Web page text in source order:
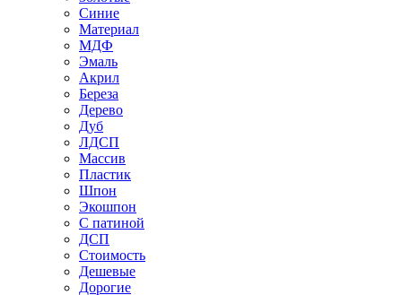
Синие
Материал
МДФ
Эмаль
Акрил
Береза
Дерево
Дуб
ЛДСП
Массив
Пластик
Шпон
Экошпон
С патиной
ДСП
Стоимость
Дешевые
Дорогие